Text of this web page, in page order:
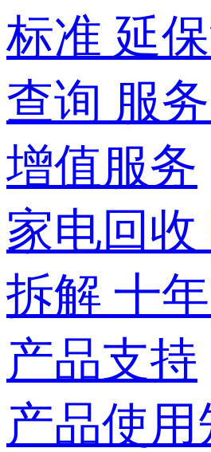
标准 延
查询 服
增值服务
家电回收
拆解 十
产品支持
产品使用